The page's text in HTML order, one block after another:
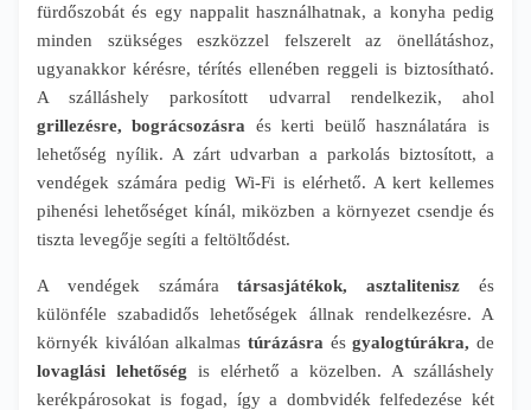
fürdőszobát és egy nappalit használhatnak, a konyha pedig
minden szükséges eszközzel felszerelt az önellátáshoz,
ugyanakkor kérésre, térítés ellenében reggeli is biztosítható.
A szálláshely parkosított udvarral rendelkezik, ahol
grillezésre, bográcsozásra és kerti beülő használatára is
lehetőség nyílik. A zárt udvarban a parkolás biztosított, a
vendégek számára pedig Wi-Fi is elérhető. A kert kellemes
pihenési lehetőséget kínál, miközben a környezet csendje és
tiszta levegője segíti a feltöltődést.
A vendégek számáratársasjátékok, asztalitenisz és
különféle szabadidős lehetőségek állnak rendelkezésre. A
környék kiválóan alkalmas túrázásra ésgyalogtúrákra, de
lovaglási lehetőség is elérhető a közelben. A szálláshely
kerékpárosokat is fogad, így a dombvidék felfedezése két